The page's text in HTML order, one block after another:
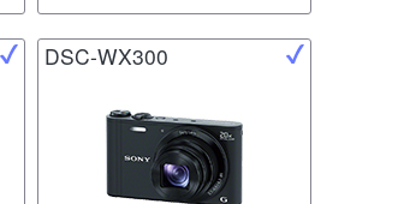
DSC-WX300